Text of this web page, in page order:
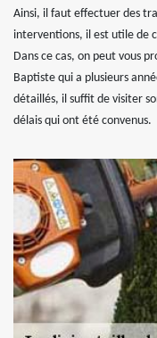
Ainsi, il faut effectuer des
interventions, il est utile de
Dans ce cas, on peut vous
Baptiste qui a plusieurs
détaillés, il suffit de visiter
délais qui ont été convenus.